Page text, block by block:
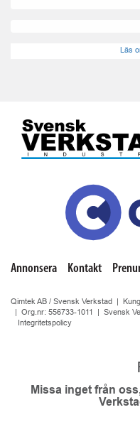
Läs
Annonsera Kontakt
Qimtek AB / Svensk Verkstad |
| Org.nr: 556733-1011 | Svensk
Integritetspolicy
Missa inget från